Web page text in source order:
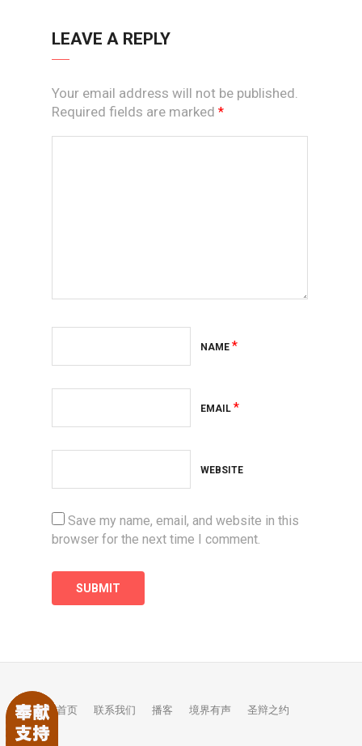
LEAVE A REPLY
Your email address will not be published.
Required fields are marked *
NAME *
EMAIL *
WEBSITE
Save my name, email, and website in this
browser for the next time I comment.
首页 联系我们 播客 境界有声 圣辩之约